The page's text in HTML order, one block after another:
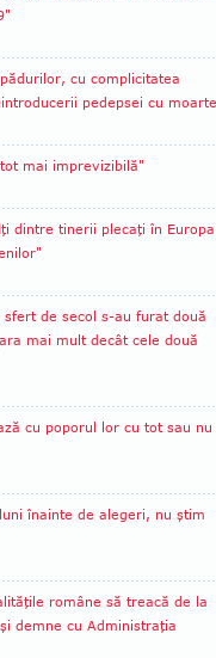
cu complicitatea
pedepsei cu
mai imprevizibilă"
dintre tinerii plecaţi în
sfert de secol s-au furat două
mai mult decât cele două
cu poporul lor cu tot sau nu
înainte de alegeri, nu ştim
române să treacă de la
demne cu Administraţia